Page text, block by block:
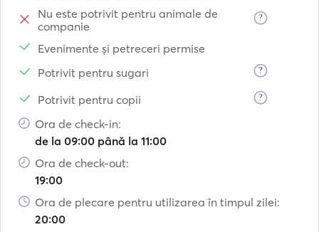
Nu este potrivit pentru animale de
companie
?
Evenimente și petreceri permise
Potrivit pentru sugari
?
Potrivit pentru copii ?
Ora de check-in:
de la 09:00 până la 11:00
Ora de check-out:
19:00
Ora de plecare pentru utilizarea în timpul zilei:
20:00